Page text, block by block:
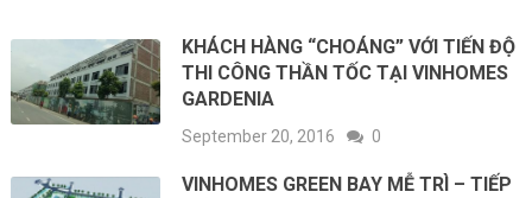
KHÁCH HÀNG “CHOÁNG” VỚI TIẾN ĐỘ
THI CÔNG THẦN TỐC TẠI VINHOMES
GARDENIA
September 20, 2016 0
VINHOMES GREEN BAY MỄ TRÌ – TIẾP